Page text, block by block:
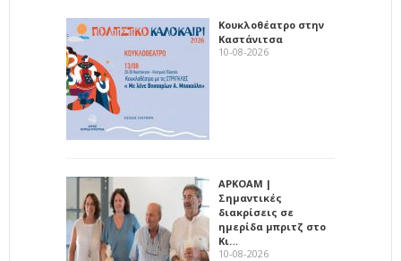
Κουκλοθέατρο στην
Καστάνιτσα
10-08-2026
ΑΡΚΟΑΜ |
Σημαντικές
διακρίσεις σε
ημερίδα μπριτζ στο
Κι…
10-08-2026